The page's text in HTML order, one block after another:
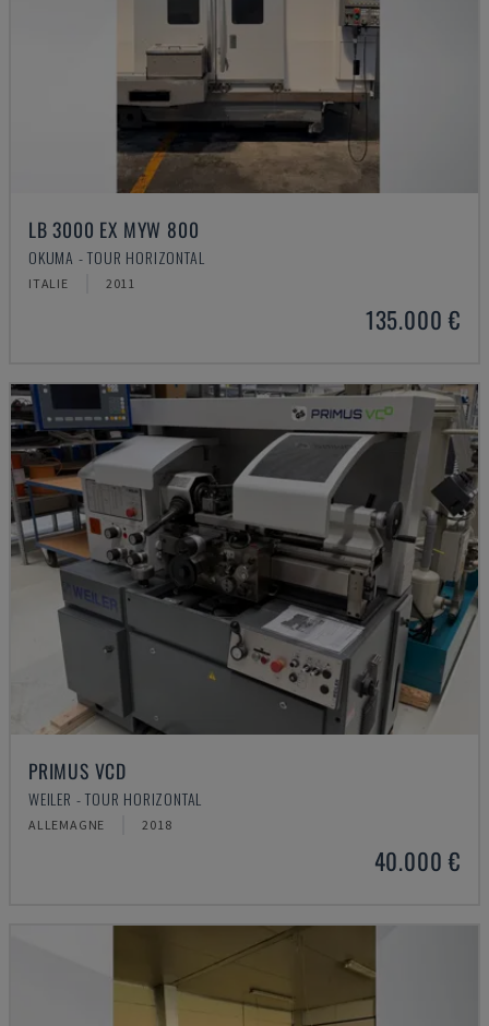
LB 3000 EX MYW 800
OKUMA - TOUR HORIZONTAL
ITALIE 2011
135.000 €
PRIMUS VCD
WEILER - TOUR HORIZONTAL
ALLEMAGNE 2018
40.000 €